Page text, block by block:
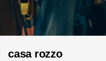
casa rozzo